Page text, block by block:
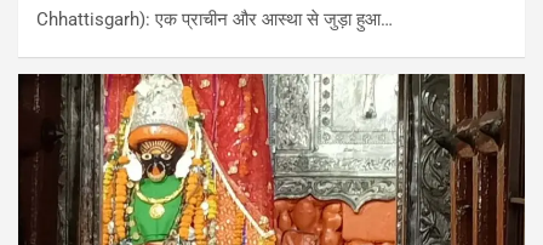
Chhattisgarh): एक प्राचीन और आस्था से जुड़ा हुआ…